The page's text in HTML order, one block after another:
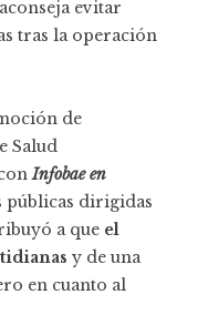
evitar
tras la operación
de
Salud
Infobae en
dirigidas
a que el
y de una
en cuanto al